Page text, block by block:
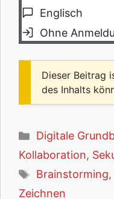
Englisch
Ohne
Dieser Beitrag
des Inhalts
Kategorien
Digitale
Kollaboration,
Schlagwörter
Brainstorming,
Zeichnen